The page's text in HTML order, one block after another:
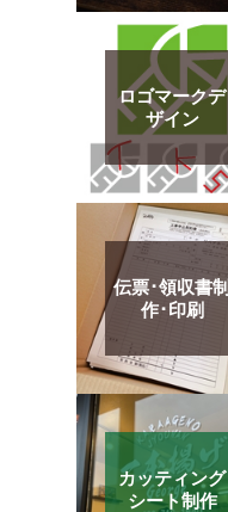
ロゴマークデ
ザイン
伝票･領収書制
作･印刷
カッティング
シート制作